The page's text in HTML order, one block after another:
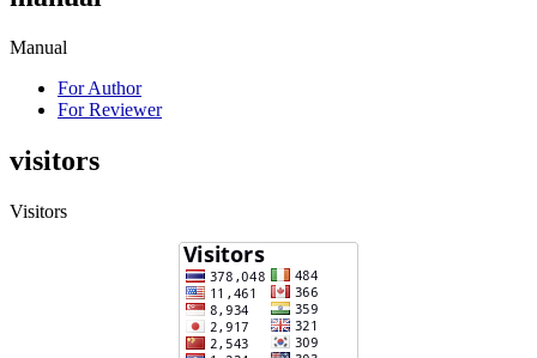
Manual
For Author
For Reviewer
visitors
Visitors